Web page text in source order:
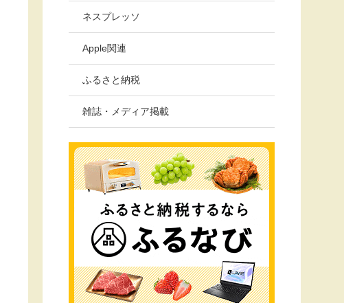
ネスプレッソ
Apple関連
ふるさと納税
雑誌・メディア掲載